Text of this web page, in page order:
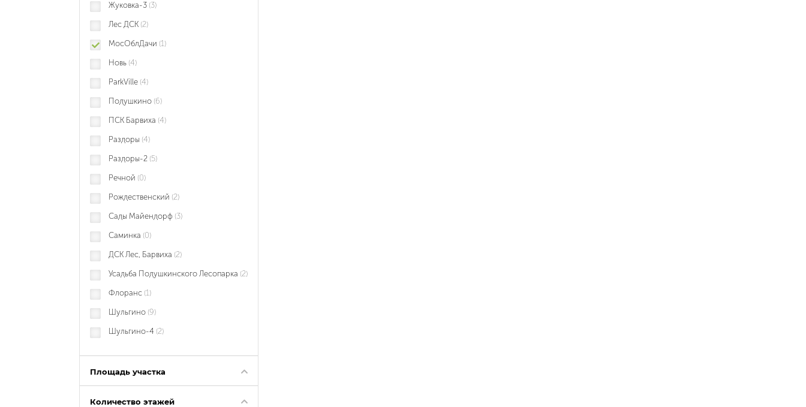
Жуковка-3 (3)
Лес ДСК (2)
МосОблДачи (1)
Новь (4)
ParkVille (4)
Подушкино (6)
ПСК Барвиха (4)
Раздоры (4)
Раздоры-2 (5)
Речной (0)
Рождественский (2)
Сады Майендорф (3)
Саминка (0)
ДСК Лес, Барвиха (2)
Усадьба Подушкинского Лесопарка (2)
Флоранс (1)
Шульгино (9)
Шульгино-4 (2)
Площадь участка
Количество этажей